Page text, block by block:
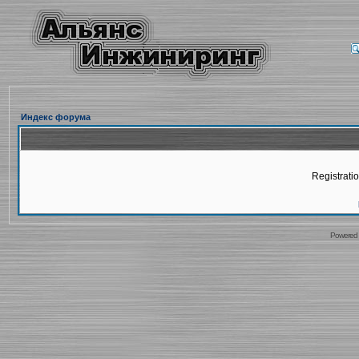
Индекс форума